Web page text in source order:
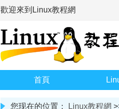
歡迎來到Linux教程網
首頁
您现在的位置： Linux教程網